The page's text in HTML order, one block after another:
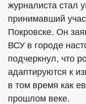
журналиста стал
принимавший
Покровске. Он
ВСУ в городе
подчеркнул, что
адаптируются к
в том время как
прошлом веке.